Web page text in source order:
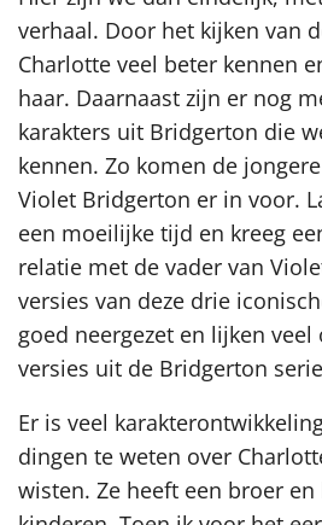
verhaal. Door het kijken van
Charlotte veel beter kennen
haar. Daarnaast zijn er nog
karakters uit Bridgerton die
kennen. Zo komen de
Violet Bridgerton er in voor.
een moeilijke tijd en kreeg
relatie met de vader van
versies van deze drie
goed neergezet en lijken
versies uit de Bridgerton
Er is veel
dingen te weten over
wisten. Ze heeft een broer en